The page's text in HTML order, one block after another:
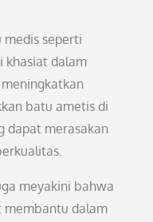
seperti
khasiat dalam
batu ametis di
dapat merasakan
meyakini bahwa
membantu dalam